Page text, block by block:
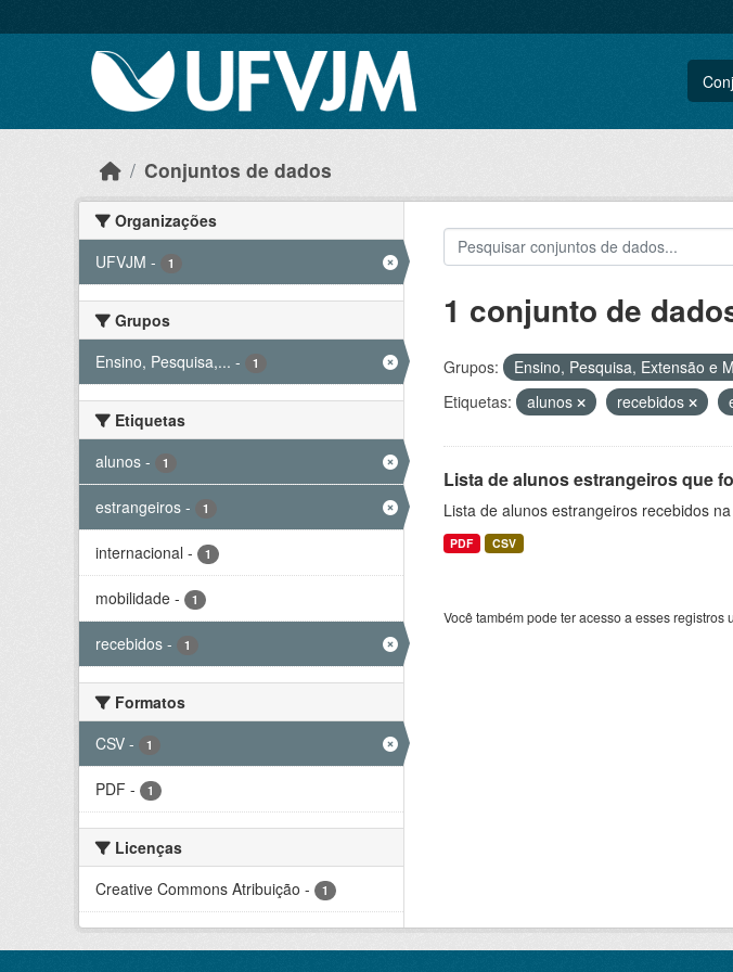
Conjuntos de dados
Organizações
UFVJM - 1
Grupos
Ensino, Pesquisa,... - 1
Etiquetas
alunos - 1
estrangeiros - 1
internacional - 1
mobilidade - 1
recebidos - 1
Formatos
CSV - 1
PDF - 1
Licenças
Creative Commons Atribuição - 1
1 conjunto de
Grupos:
Ensino, Pesquisa, Extensão e
Etiquetas:
alunos recebidos
Lista de alunos estrangeiros que
Lista de alunos estrangeiros recebidos
PDF CSV
Você também pode ter acesso a esses registros